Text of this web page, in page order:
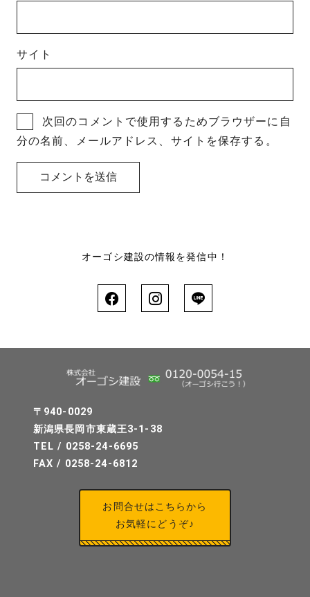
サイト
次回のコメントで使用するためブラウザーに自
分の名前、メールアドレス、サイトを保存する。
オーゴシ建設の情報を発信中！
〒940-0029
新潟県長岡市東蔵王3-1-38
TEL / 0258-24-6695
FAX / 0258-24-6812
お問合せはこちらから
お気軽にどうぞ♪